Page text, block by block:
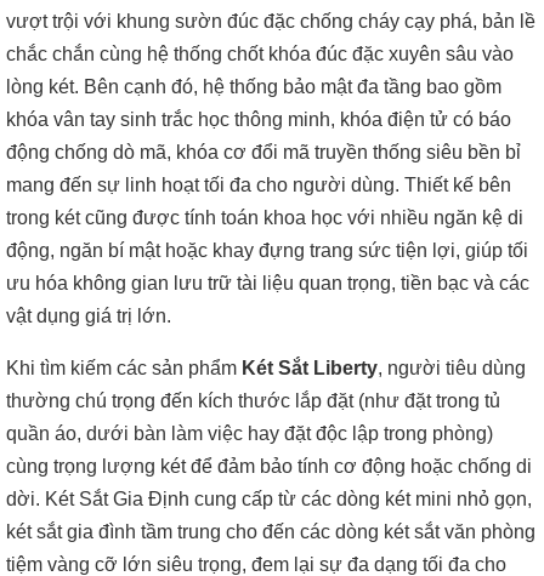
vượt trội với khung sườn đúc đặc chống cháy cạy phá, bản lề
chắc chắn cùng hệ thống chốt khóa đúc đặc xuyên sâu vào
lòng két. Bên cạnh đó, hệ thống bảo mật đa tầng bao gồm
khóa vân tay sinh trắc học thông minh, khóa điện tử có báo
động chống dò mã, khóa cơ đổi mã truyền thống siêu bền bỉ
mang đến sự linh hoạt tối đa cho người dùng. Thiết kế bên
trong két cũng được tính toán khoa học với nhiều ngăn kệ di
động, ngăn bí mật hoặc khay đựng trang sức tiện lợi, giúp tối
ưu hóa không gian lưu trữ tài liệu quan trọng, tiền bạc và các
vật dụng giá trị lớn.
Khi tìm kiếm các sản phẩm Két Sắt Liberty, người tiêu dùng
thường chú trọng đến kích thước lắp đặt (như đặt trong tủ
quần áo, dưới bàn làm việc hay đặt độc lập trong phòng)
cùng trọng lượng két để đảm bảo tính cơ động hoặc chống di
dời. Két Sắt Gia Định cung cấp từ các dòng két mini nhỏ gọn,
két sắt gia đình tầm trung cho đến các dòng két sắt văn phòng
tiệm vàng cỡ lớn siêu trọng, đem lại sự đa dạng tối đa cho